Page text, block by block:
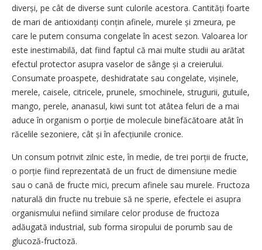
diverși, pe cât de diverse sunt culorile acestora. Cantități foarte
de mari de antioxidanți conțin afinele, murele și zmeura, pe
care le putem consuma congelate în acest sezon. Va­loarea lor
este inestimabilă, dat fiind faptul că mai multe studii au arătat
efectul protector asupra vaselor de sânge și a creierului.
Consumate proaspete, deshidratate sau congelate, vișinele,
merele, caisele, citricele, prunele, smo­chinele, stru­gurii, gutuile,
mango, perele, a­na­na­sul, kiwi sunt tot atâtea feluri de a mai
aduce în orga­nism o porție de molecule bine­făcătoare atât în
răcelile sezoniere, cât și în afec­țiunile cronice.
Un consum potrivit zilnic este, în medie, de trei porții de fructe,
o porție fiind reprezentată de un fruct de dimensiune medie
sau o cană de fructe mici, precum afinele sau murele. Fructoza
naturală din fructe nu trebuie să ne sperie, efectele ei asupra
organismului nefiind similare celor produse de fructoza
adăugată industrial, sub forma siropului de porumb sau de
glucoză-fructoză.